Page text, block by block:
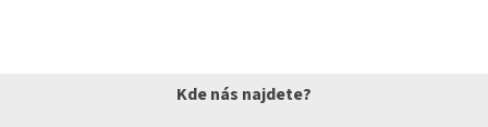
Kde nás najdete?